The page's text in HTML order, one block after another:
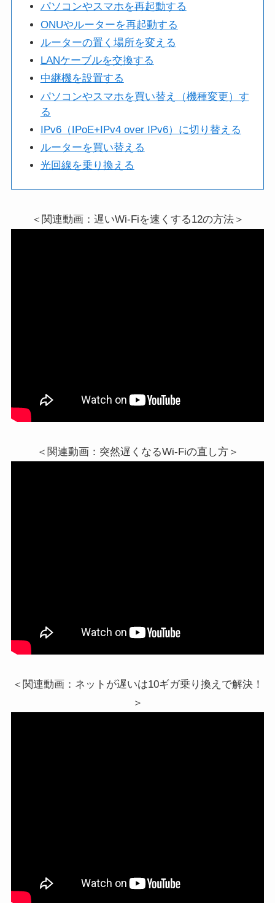
パソコンやスマホを再起動する
ONUやルーターを再起動する
ルーターの置く場所を変える
LANケーブルを交換する
中継機を設置する
パソコンやスマホを買い替え（機種変更）す
る
IPv6（IPoE+IPv4 over IPv6）に切り替える
ルーターを買い替える
光回線を乗り換える
＜関連動画：遅いWi-Fiを速くする12の方法＞
＜関連動画：突然遅くなるWi-Fiの直し方＞
＜関連動画：ネットが遅いは10ギガ乗り換えで解決！
＞